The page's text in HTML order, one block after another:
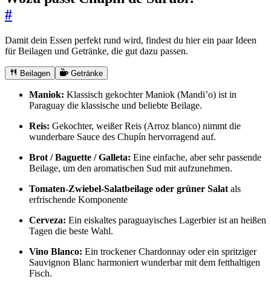
#
Damit dein Essen perfekt rund wird, findest du hier ein paar Ideen
für Beilagen und Getränke, die gut dazu passen.
Beilagen Getränke
Maniok: Klassisch gekochter Maniok (Mandi’o) ist in
Paraguay die klassische und beliebte Beilage.
Reis: Gekochter, weißer Reis (Arroz blanco) nimmt die
wunderbare Sauce des Chupín hervorragend auf.
Brot / Baguette / Galleta: Eine einfache, aber sehr passende
Beilage, um den aromatischen Sud mit aufzunehmen.
Tomaten-Zwiebel-Salatbeilage oder grüner Salat als
erfrischende Komponente
Cerveza: Ein eiskaltes paraguayisches Lagerbier ist an heißen
Tagen die beste Wahl.
Vino Blanco: Ein trockener Chardonnay oder ein spritziger
Sauvignon Blanc harmoniert wunderbar mit dem fetthaltigen
Fisch.